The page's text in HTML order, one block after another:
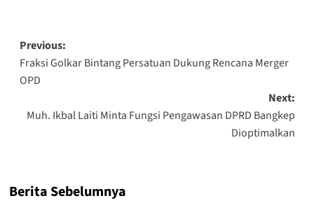
Post
navigation
Previous:
Fraksi Golkar Bintang Persatuan Dukung Rencana Merger
OPD
Next:
Muh. Ikbal Laiti Minta Fungsi Pengawasan DPRD Bangkep
Dioptimalkan
Berita Sebelumnya